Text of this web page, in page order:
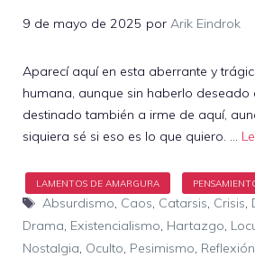
9 de mayo de 2025 por Arik Eindrok
Aparecí aquí en esta aberrante y
humana, aunque sin haberlo deseado
destinado también a irme de aquí,
siquiera sé si eso es lo que quiero. …
Etiquetas
Absurdismo Caos Catarsis Crisis
Drama Existencialismo Hartazgo
Nostalgia Oculto Pesimismo Reflexión